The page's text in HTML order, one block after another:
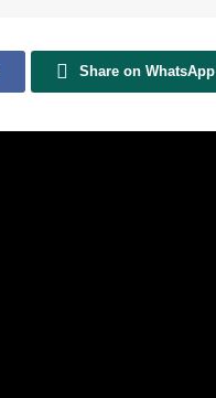
Share on WhatsApp